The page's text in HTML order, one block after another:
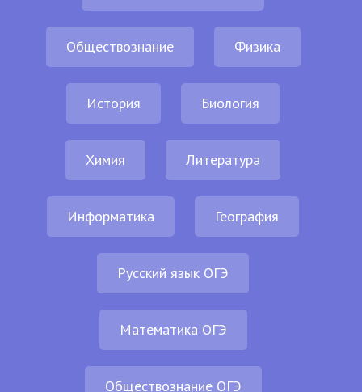
Обществознание Физика
История Биология
Химия Литература
Информатика География
Русский язык ОГЭ
Математика ОГЭ
Обществознание ОГЭ